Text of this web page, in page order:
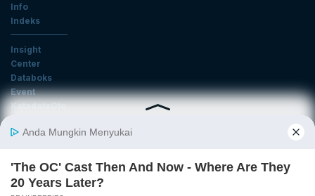
Info
Indeks
Insight
Center
Databoks
Event
KatadataOto
Email
Daftar